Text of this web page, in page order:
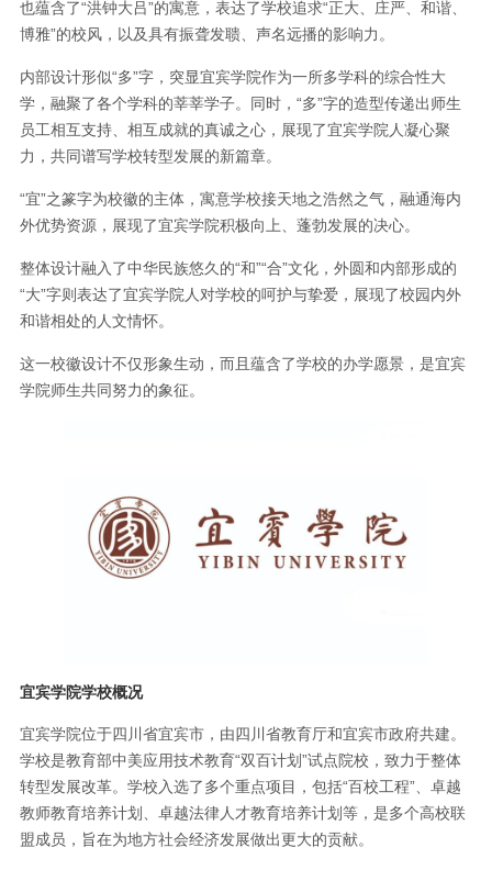
也蕴含了“洪钟大吕”的寓意，表达了学校追求“正大、庄严、和谐、
博雅”的校风，以及具有振聋发聩、声名远播的影响力。
内部设计形似“多”字，突显宜宾学院作为一所多学科的综合性大
学，融聚了各个学科的莘莘学子。同时，“多”字的造型传递出师生
员工相互支持、相互成就的真诚之心，展现了宜宾学院人凝心聚
力，共同谱写学校转型发展的新篇章。
“宜”之篆字为校徽的主体，寓意学校接天地之浩然之气，融通海内
外优势资源，展现了宜宾学院积极向上、蓬勃发展的决心。
整体设计融入了中华民族悠久的“和”“合”文化，外圆和内部形成的
“大”字则表达了宜宾学院人对学校的呵护与挚爱，展现了校园内外
和谐相处的人文情怀。
这一校徽设计不仅形象生动，而且蕴含了学校的办学愿景，是宜宾
学院师生共同努力的象征。
宜宾学院学校概况
宜宾学院位于四川省宜宾市，由四川省教育厅和宜宾市政府共建。
学校是教育部中美应用技术教育“双百计划”试点院校，致力于整体
转型发展改革。学校入选了多个重点项目，包括“百校工程”、卓越
教师教育培养计划、卓越法律人才教育培养计划等，是多个高校联
盟成员，旨在为地方社会经济发展做出更大的贡献。